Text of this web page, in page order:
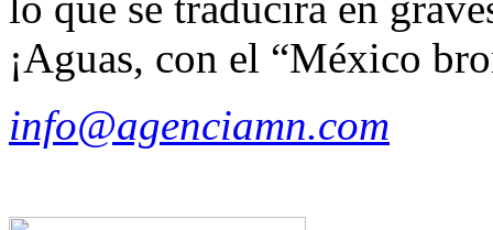
¡Aguas, con el “México
info@agenciamn.com